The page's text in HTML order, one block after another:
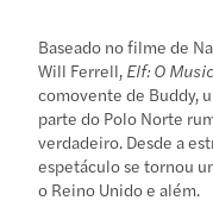
Baseado no filme de
Will Ferrell, Elf: O
comovente de Buddy,
parte do Polo Norte
verdadeiro. Desde a
espetáculo se tornou
o Reino Unido e além.